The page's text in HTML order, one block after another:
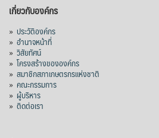
เกี่ยวกับองค์กร
» ประวัติองค์กร
» อำนาจหน้าที่
» วิสัยทัศน์
» โครงสร้างขององค์กร
» สมาชิกสภาเกษตรกรแห่งชาติ
» คณะกรรมการ
» ผู้บริหาร
» ติดต่อเรา